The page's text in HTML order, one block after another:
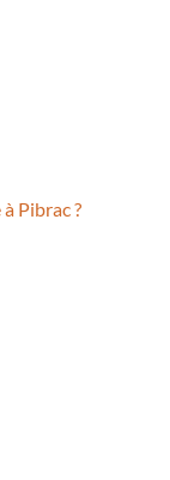
Pibrac ?